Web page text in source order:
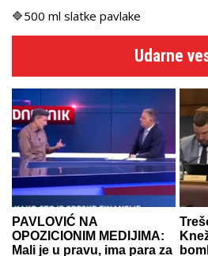
🔷500 ml slatke pavlake
Udarne
PAVLOVIĆ NA
OPOZICIONIM MEDIJIMA:
Mali je u pravu, ima para za